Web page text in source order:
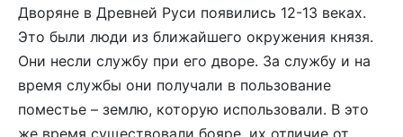
Дворяне в Древней Руси появились 12-13 веках.
Это были люди из ближайшего окружения князя.
Они несли службу при его дворе. За службу и на
время службы они получали в пользование
поместье – землю, которую использовали. В это
же время существовали бояре, их отличие от